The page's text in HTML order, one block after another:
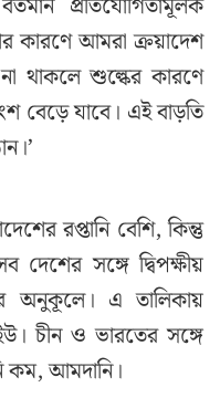
কারণে আমরা ক্রয়াদেশ
থাকলে শুল্কের কারণে
বেড়ে যাবে। এই বাড়তি
রপ্তানি বেশি, কিন্তু
সঙ্গে দ্বিপক্ষীয়
অনুকূলে। এ তালিকায়
চীন ও ভারতের সঙ্গে
কম, আমদানি।